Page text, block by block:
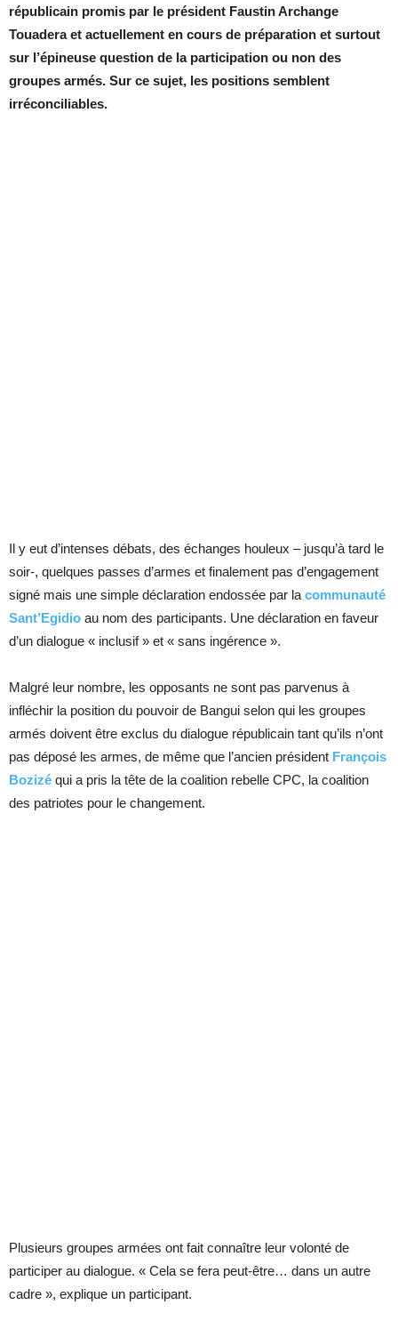
républicain promis par le président Faustin Archange
Touadera et actuellement en cours de préparation et surtout
sur l’épineuse question de la participation ou non des
groupes armés. Sur ce sujet, les positions semblent
irréconciliables.
Il y eut d’intenses débats, des échanges houleux – jusqu’à tard le
soir-, quelques passes d’armes et finalement pas d’engagement
signé mais une simple déclaration endossée par la communauté
Sant’Egidio au nom des participants. Une déclaration en faveur
d’un dialogue « inclusif » et « sans ingérence ».
Malgré leur nombre, les opposants ne sont pas parvenus à
infléchir la position du pouvoir de Bangui selon qui les groupes
armés doivent être exclus du dialogue républicain tant qu’ils n’ont
pas déposé les armes, de même que l’ancien président François
Bozizé qui a pris la tête de la coalition rebelle CPC, la coalition
des patriotes pour le changement.
Plusieurs groupes armées ont fait connaître leur volonté de
participer au dialogue. « Cela se fera peut-être… dans un autre
cadre », explique un participant.